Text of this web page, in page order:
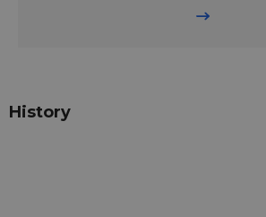
History